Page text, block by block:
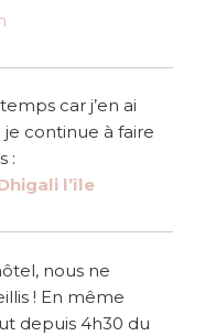
car j’en ai
continue à faire
:
l’île
nous ne
! En même
depuis 4h30 du